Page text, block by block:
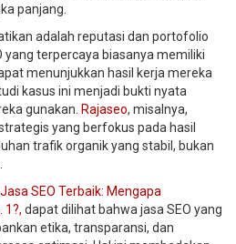
panjang.
adalah reputasi dan portofolio
yang terpercaya biasanya memiliki
menunjukkan hasil kerja mereka
kasus ini menjadi bukti nyata
gunakan. Rajaseo, misalnya,
yang berfokus pada hasil
trafik organik yang stabil, bukan
SEO Terbaik: Mengapa
1?, dapat dilihat bahwa jasa SEO yang
etika, transparansi, dan